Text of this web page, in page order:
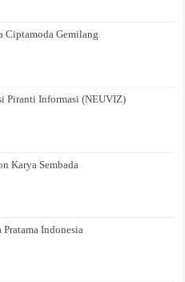
Ciptamoda Gemilang
Piranti Informasi (NEUVIZ)
Karya Sembada
Indonesia